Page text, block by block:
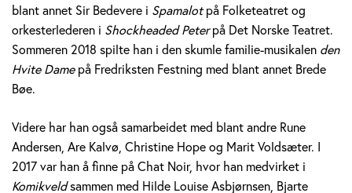
blant annet Sir Bedevere i Spamalotpå Folketeatret og
orkesterlederen i Shockheaded Peterpå Det Norske Teatret.
Sommeren 2018 spilte han i den skumle familie-musikalen den
Hvite Damepå Fredriksten Festning med blant annet Brede
Bøe.
Videre har han også samarbeidet med blant andre Rune
Andersen, Are Kalvø, Christine Hope og Marit Voldsæter. I
2017 var han å finne på Chat Noir, hvor han medvirket i
Komikveldsammen med Hilde Louise Asbjørnsen, Bjarte